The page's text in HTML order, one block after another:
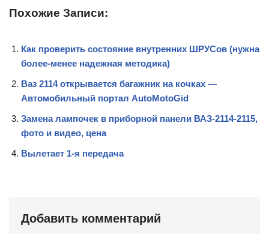
Похожие Записи:
Как проверить состояние внутренних ШРУСов (нужна
более-менее надежная методика)
Ваз 2114 открывается багажник на кочках —
Автомобильный портал AutoMotoGid
Замена лампочек в приборной панели ВАЗ-2114-2115,
фото и видео, цена
Вылетает 1-я передача
Добавить комментарий